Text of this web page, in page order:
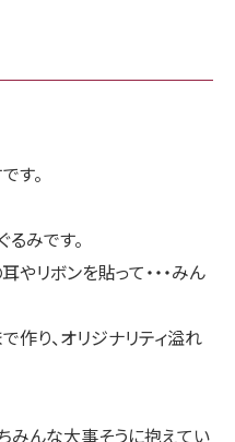
す。
みです。
リボンを貼って・・・みん
り、オリジナリティ溢れ
みんな大事そうに抱えてい